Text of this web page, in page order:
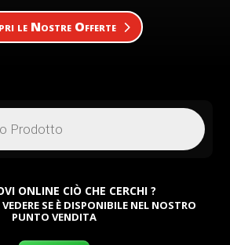
le Nostre Offerte
ONLINE CIÒ CHE CERCHI ?
SE È DISPONIBILE NEL NOSTRO
PUNTO VENDITA